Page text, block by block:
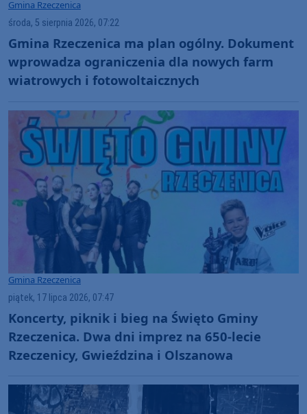
Gmina Rzeczenica
środa, 5 sierpnia 2026, 07:22
Gmina Rzeczenica ma plan ogólny. Dokument
wprowadza ograniczenia dla nowych farm
wiatrowych i fotowoltaicznych
Gmina Rzeczenica
piątek, 17 lipca 2026, 07:47
Koncerty, piknik i bieg na Święto Gminy
Rzeczenica. Dwa dni imprez na 650-lecie
Rzeczenicy, Gwieździna i Olszanowa